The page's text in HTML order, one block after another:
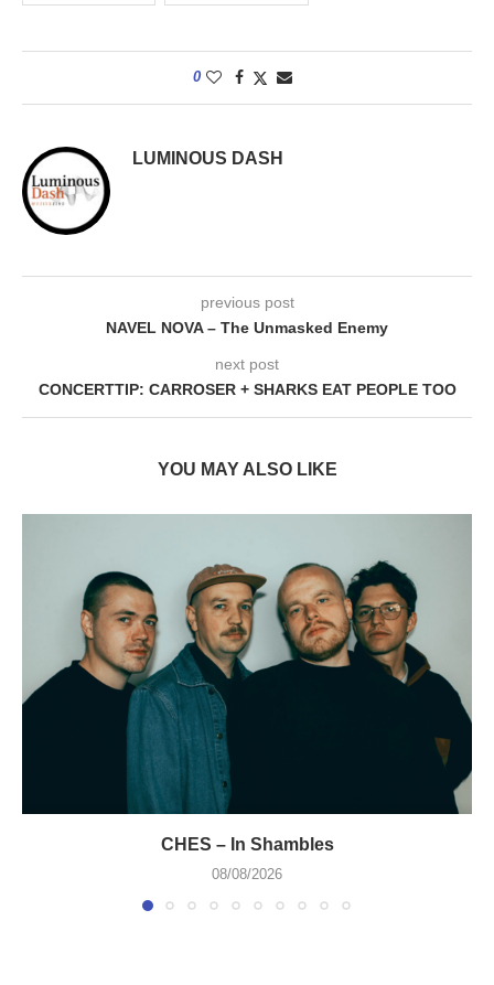
0
LUMINOUS DASH
previous post
NAVEL NOVA – The Unmasked Enemy
next post
CONCERTTIP: CARROSER + SHARKS EAT PEOPLE TOO
YOU MAY ALSO LIKE
CHES – In Shambles
08/08/2026